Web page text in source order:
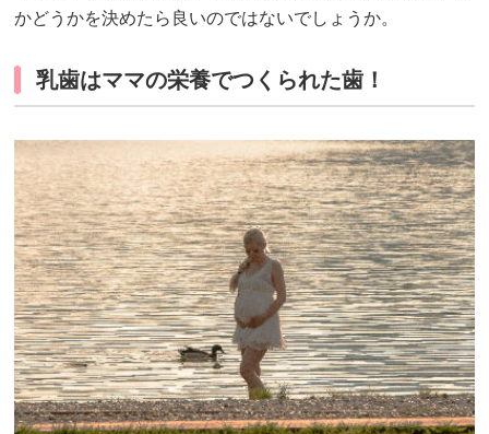
かどうかを決めたら良いのではないでしょうか。
乳歯はママの栄養でつくられた歯！